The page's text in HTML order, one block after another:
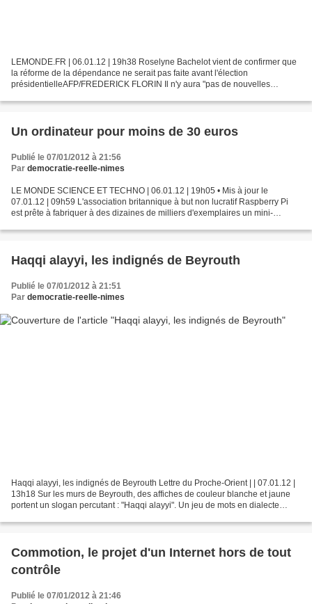
LEMONDE.FR | 06.01.12 | 19h38 Roselyne Bachelot vient de confirmer que
la réforme de la dépendance ne serait pas faite avant l'élection
présidentielleAFP/FREDERICK FLORIN Il n'y aura "pas de nouvelles
Un ordinateur pour moins de 30 euros
Publié le 07/01/2012 à 21:56
Par democratie-reelle-nimes
LE MONDE SCIENCE ET TECHNO | 06.01.12 | 19h05 • Mis à jour le
07.01.12 | 09h59 L'association britannique à but non lucratif Raspberry Pi
est prête à fabriquer à des dizaines de milliers d'exemplaires un mini-
Haqqi alayyi, les indignés de Beyrouth
Publié le 07/01/2012 à 21:51
Par democratie-reelle-nimes
Haqqi alayyi, les indignés de Beyrouth Lettre du Proche-Orient | | 07.01.12 |
13h18 Sur les murs de Beyrouth, des affiches de couleur blanche et jaune
portent un slogan percutant : "Haqqi alayyi". Un jeu de mots en dialecte
Commotion, le projet d'un Internet hors de tout
contrôle
Publié le 07/01/2012 à 21:46